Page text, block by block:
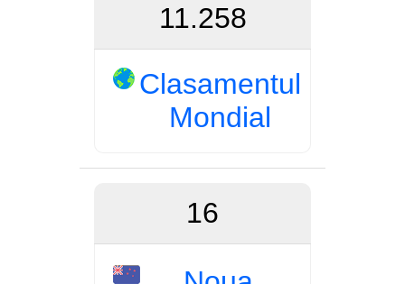
11.258
Clasamentul
Mondial
16